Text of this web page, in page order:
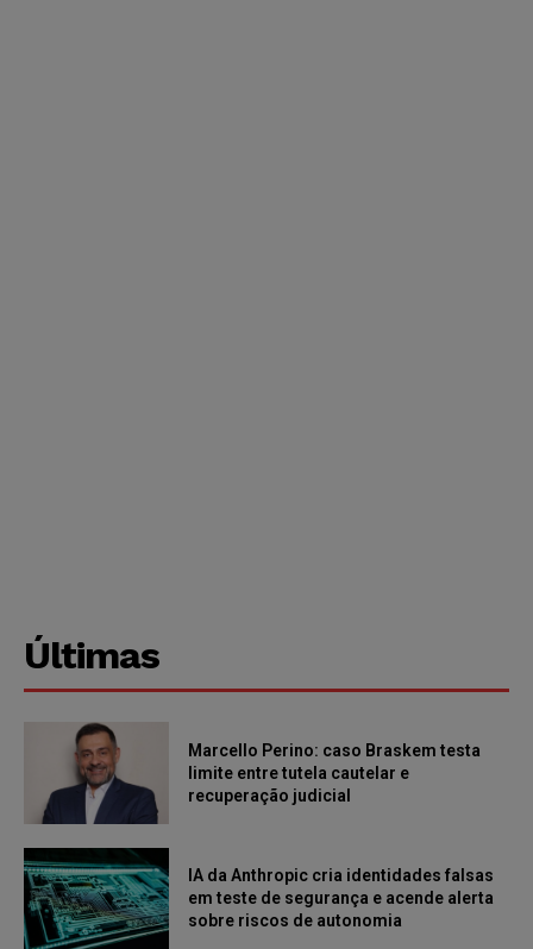
Últimas
Marcello Perino: caso Braskem testa
limite entre tutela cautelar e
recuperação judicial
IA da Anthropic cria identidades falsas
em teste de segurança e acende alerta
sobre riscos de autonomia